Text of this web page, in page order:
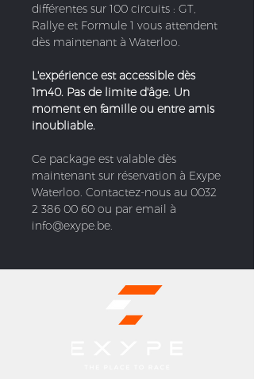
différentes sur 100 circuits : GT,
Rallye et Formule 1 vous attendent
dès maintenant à Waterloo.
L'expérience est accessible dès
1m40. Pas de limite d'âge. Un
moment en famille ou entre amis
inoubliable.
Ce package est valable dès
maintenant sur réservation à Exype
Waterloo. Contactez-nous au 0032
2 386 00 60 ou par email à
info@exype.be.